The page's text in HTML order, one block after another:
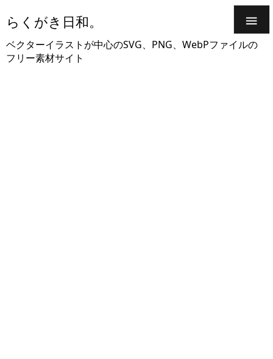
らくがき日和。
ベクターイラストが中心のSVG、PNG、WebPファイルの
フリー素材サイト
